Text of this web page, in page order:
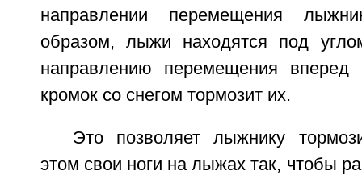
направлении перемещения
образом, лыжи находятся под
направлению перемещения вперед
кромок со снегом тормозит их.
Это позволяет лыжнику
этом свои ноги на лыжах так, чтобы